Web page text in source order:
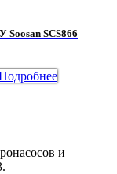
Soosan SCS866
и